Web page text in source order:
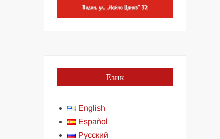
Език
English
Español
Русский